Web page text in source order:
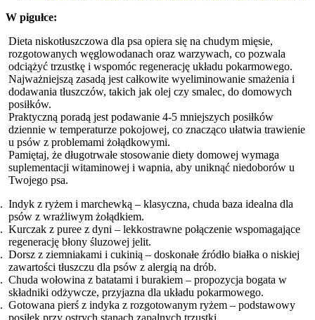
W pigułce:
Dieta niskotłuszczowa dla psa opiera się na chudym mięsie,
rozgotowanych węglowodanach oraz warzywach, co pozwala
odciążyć trzustkę i wspomóc regenerację układu pokarmowego.
Najważniejszą zasadą jest całkowite wyeliminowanie smażenia i
dodawania tłuszczów, takich jak olej czy smalec, do domowych
posiłków.
Praktyczną poradą jest podawanie 4-5 mniejszych posiłków
dziennie w temperaturze pokojowej, co znacząco ułatwia trawienie
u psów z problemami żołądkowymi.
Pamiętaj, że długotrwałe stosowanie diety domowej wymaga
suplementacji witaminowej i wapnia, aby uniknąć niedoborów u
Twojego psa.
Indyk z ryżem i marchewką – klasyczna, chuda baza idealna dla
psów z wrażliwym żołądkiem.
Kurczak z puree z dyni – lekkostrawne połączenie wspomagające
regenerację błony śluzowej jelit.
Dorsz z ziemniakami i cukinią – doskonałe źródło białka o niskiej
zawartości tłuszczu dla psów z alergią na drób.
Chuda wołowina z batatami i burakiem – propozycja bogata w
składniki odżywcze, przyjazna dla układu pokarmowego.
Gotowana pierś z indyka z rozgotowanym ryżem – podstawowy
posiłek przy ostrych stanach zapalnych trzustki.